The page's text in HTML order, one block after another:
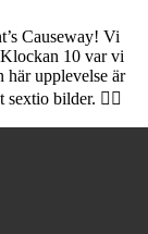
Causeway! Vi
10 var vi
här upplevelse är
bilder. 🤷‍♀️